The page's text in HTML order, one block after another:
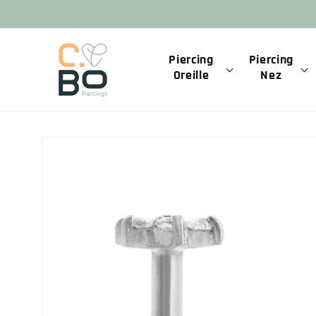
au
contenu
Piercing
Oreille
Piercing
Nez